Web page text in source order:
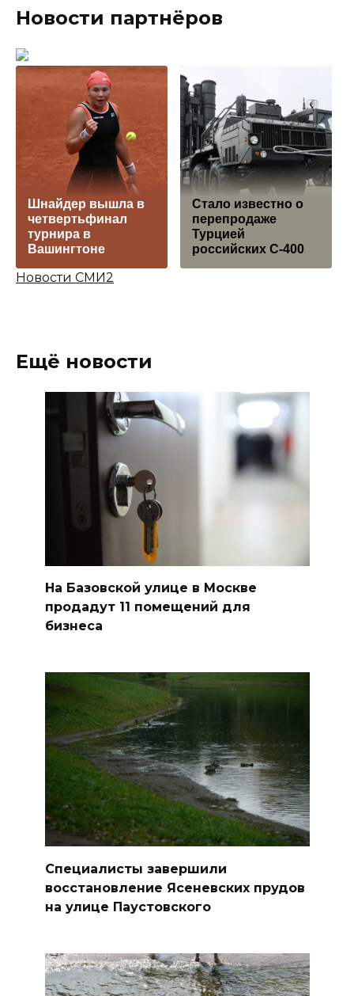
Новости партнёров
Шнайдер вышла в
четвертьфинал
турнира в
Вашингтоне
Стало известно о
перепродаже
Турцией
российских С-400
Новости СМИ2
Ещё новости
На Базовской улице в Москве
продадут 11 помещений для
бизнеса
Специалисты завершили
восстановление Ясеневских прудов
на улице Паустовского